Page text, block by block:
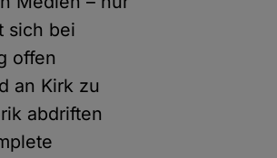
sich bei
offen
an Kirk zu
abdriften